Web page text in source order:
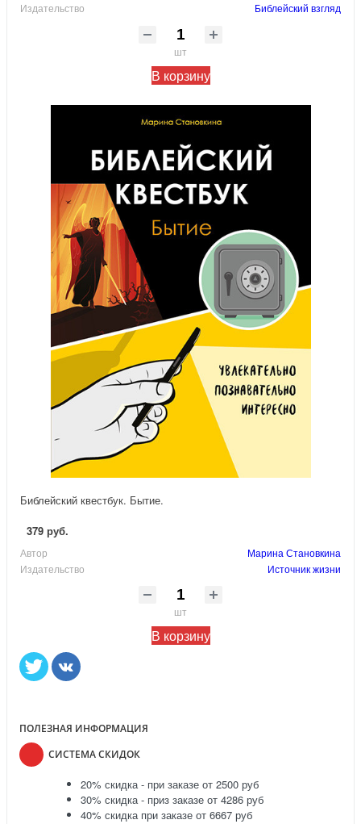
Издательство Библейский взгляд
шт
В корзину
Библейский квестбук. Бытие.
379 руб.
Автор
Марина Становкина
Издательство
Источник жизни
шт
В корзину
ПОЛЕЗНАЯ ИНФОРМАЦИЯ
СИСТЕМА СКИДОК
20% скидка - при заказе от 2500 руб
30% скидка - приз заказе от 4286 руб
40% скидка при заказе от 6667 руб